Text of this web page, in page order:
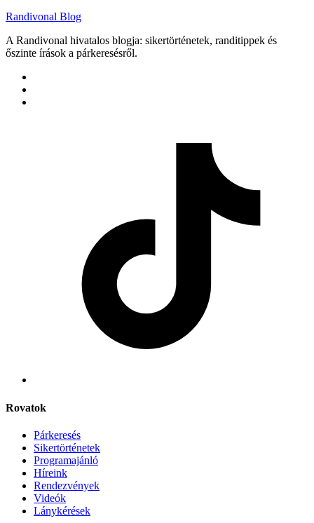
Randivonal Blog
A Randivonal hivatalos blogja: sikertörténetek, randitippek és
őszinte írások a párkeresésről.
Rovatok
Párkeresés
Sikertörténetek
Programajánló
Híreink
Rendezvények
Videók
Lánykérések